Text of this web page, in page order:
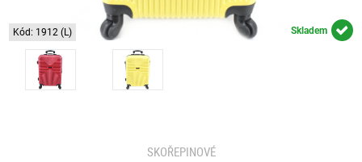
Kód: 1912 (L) Skladem
SKOŘEPINOVÉ